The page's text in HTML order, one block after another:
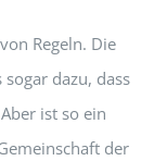
Regeln. Die
sogar dazu, dass
ist so ein
der